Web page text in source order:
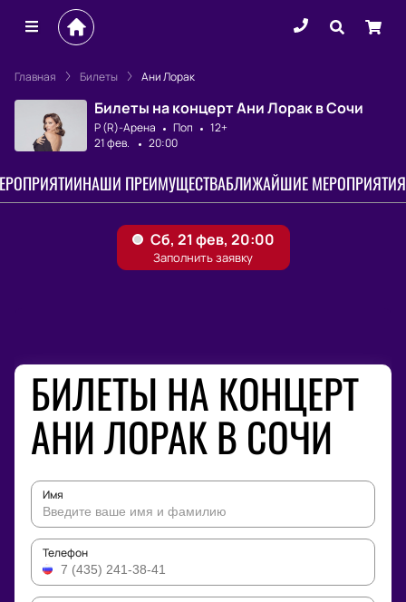
Главная Билеты Ани Лорак
Билеты на концерт Ани Лорак в Сочи
Р (R)-Арена Поп
12+
21 фев.
20:00
НАШИ ПРЕИМУЩЕСТВАБЛИЖАЙШИЕ МЕРОПРИЯТИЯ
БИЛЕТЫ НА КОНЦЕРТ
АНИ ЛОРАК В СОЧИ
Имя
Телефон